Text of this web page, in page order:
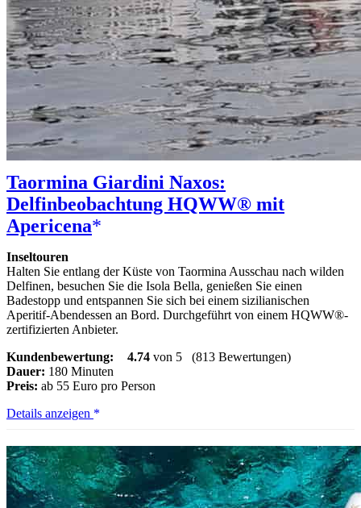
Taormina Giardini Naxos:
Delfinbeobachtung HQWW® mit
Apericena
Inseltouren
Halten Sie entlang der Küste von Taormina Ausschau nach wilden
Delfinen, besuchen Sie die Isola Bella, genießen Sie einen
Badestopp und entspannen Sie sich bei einem sizilianischen
Aperitif-Abendessen an Bord. Durchgeführt von einem HQWW®-
zertifizierten Anbieter.
Kundenbewertung:
4.74 von 5 (813 Bewertungen)
Dauer: 180 Minuten
Preis: ab 55 Euro pro Person
Taormina
Delfinbeobachtung
HQWW®
mit
Apericena
Details anzeigen